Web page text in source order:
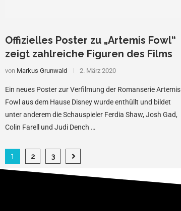
Offizielles Poster zu „Artemis Fowl“
zeigt zahlreiche Figuren des Films
von Markus Grunwald 2. März 2020
Ein neues Poster zur Verfilmung der Romanserie Artemis
Fowl aus dem Hause Disney wurde enthüllt und bildet
unter anderem die Schauspieler Ferdia Shaw, Josh Gad,
Colin Farell und Judi Dench …
1 2 3